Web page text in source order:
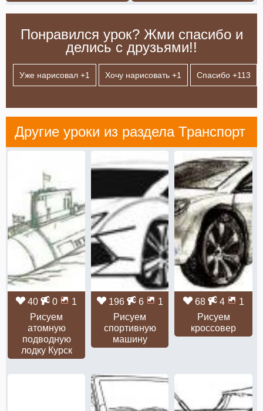
Понравился урок? Жми спасибо и
делись с друзьями!!
Уже нарисовал +1 Хочу нарисовать +1 Спасибо +113
Другие уроки из раздела Транспорт
40 0
1
Рисуем
атомную
подводную
лодку Курск
196 6
1
Рисуем
спортивную
машину
68 4
1
Рисуем
кроссовер